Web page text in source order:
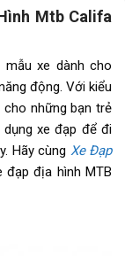
vuông bạc
Mtb Califa
xe dành cho
động. Với kiểu
cho những bạn trẻ
xe đạp để đi
Hãy cùng Xe Đạp
đạp địa hình MTB